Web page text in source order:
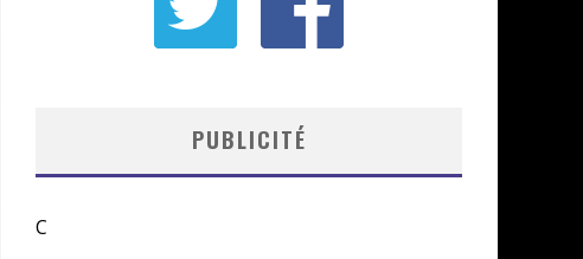
PUBLICITÉ
C